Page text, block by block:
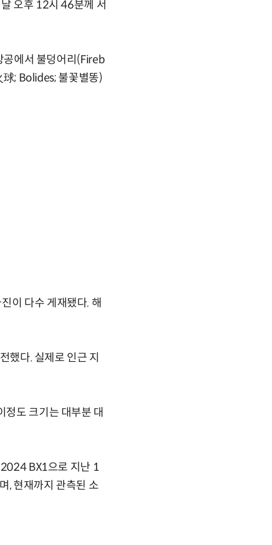
오후 12시 46분께 서
공에서 불덩어리(Fireb
; Bolides; 불꽃별똥)
이 다수 게재됐다. 해
했다. 실제로 인근 지
도 크기는 대부분 대
BX1으로 지난 1
, 현재까지 관측된 소